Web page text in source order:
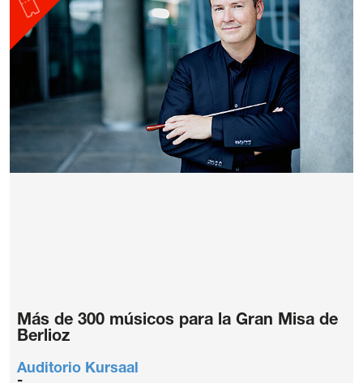
Más de 300 músicos para la Gran Misa de
Berlioz
Auditorio Kursaal